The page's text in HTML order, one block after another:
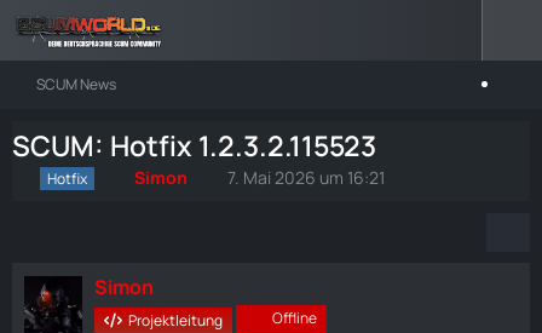
SCUM News
SCUM: Hotfix 1.2.3.2.115523
Hotfix Simon 7. Mai 2026 um 16:21
Simon
Projektleitung Offline